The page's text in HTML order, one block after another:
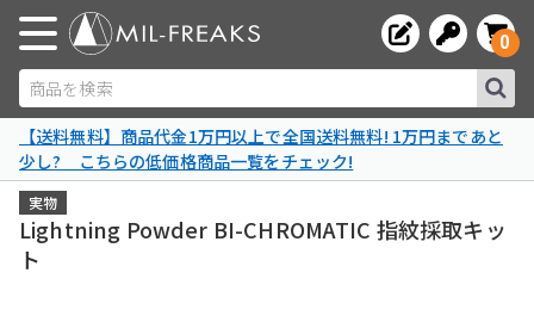
商品を検索
0
【送料無料】商品代金1万円以上で全国送料無料! 1万円まであと
少し? こちらの低価格商品一覧をチェック!
実物
Lightning Powder BI-CHROMATIC 指紋採取キッ
ト